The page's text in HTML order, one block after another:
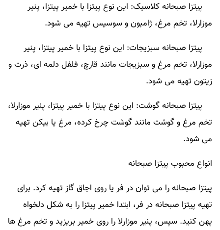
پیتزا صبحانه کلاسیک: این نوع پیتزا با خمیر پیتزا، پنیر
موزارلا، تخم مرغ، ژامبون و سوسیس تهیه می شود.
پیتزا صبحانه سبزیجات: این نوع پیتزا با خمیر پیتزا، پنیر
موزارلا، تخم مرغ و سبزیجات مانند قارچ، فلفل دلمه ای، ذرت و
زیتون تهیه می شود.
پیتزا صبحانه گوشت: این نوع پیتزا با خمیر پیتزا، پنیر موزارلا،
تخم مرغ و گوشت مانند گوشت چرخ کرده، مرغ یا بیکن تهیه
می شود.
انواع محبوب پیتزا صبحانه
پیتزا صبحانه را می توان در فر یا روی اجاق گاز تهیه کرد. برای
تهیه پیتزا صبحانه در فر، ابتدا خمیر پیتزا را به شکل دلخواه
پهن کنید. سپس، پنیر موزارلا را روی خمیر بریزید و تخم مرغ ها